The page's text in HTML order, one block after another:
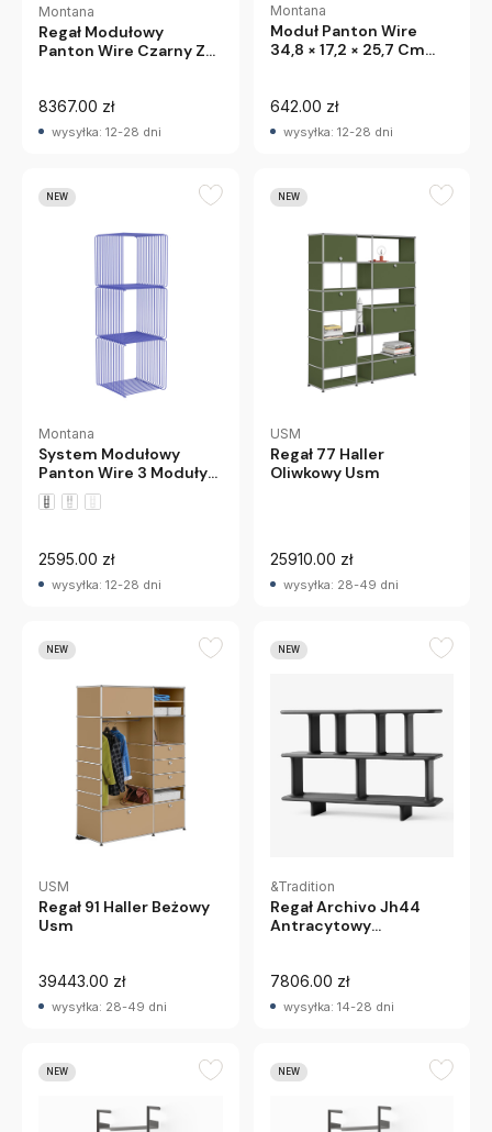
Montana
Regał Modułowy
Panton Wire Czarny Z
8367.00 zł
wysyłka: 12-28 dni
Montana
Moduł Panton Wire
34,8 × 17,2 × 25,7 Cm
642.00 zł
wysyłka: 12-28 dni
NEW
Montana
System Modułowy
Panton Wire 3 Moduły
34,8 × 34,8 × 34,8 Cm
Niebieski Montana
2595.00 zł
wysyłka: 12-28 dni
NEW
USM
Regał 77 Haller
Oliwkowy Usm
25910.00 zł
wysyłka: 28-49 dni
NEW
USM
Regał 91 Haller Beżowy
Usm
39443.00 zł
wysyłka: 28-49 dni
NEW
&Tradition
Regał Archivo Jh44
Antracytowy
7806.00 zł
wysyłka: 14-28 dni
NEW NEW